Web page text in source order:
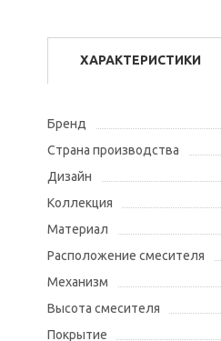
ХАРАКТЕРИСТИКИ
Бренд
Страна производства
Дизайн
Коллекция
Материал
Расположение смесителя
Механизм
Высота смесителя
Покрытие